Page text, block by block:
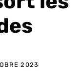
2023